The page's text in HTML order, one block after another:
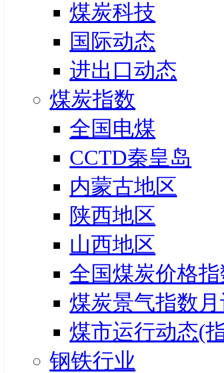
煤炭科技
国际动态
进出口动态
煤炭指数
全国电煤
CCTD秦皇岛
内蒙古地区
陕西地区
山西地区
全国煤炭价格
煤炭景气指数
煤市运行动态(
钢铁行业